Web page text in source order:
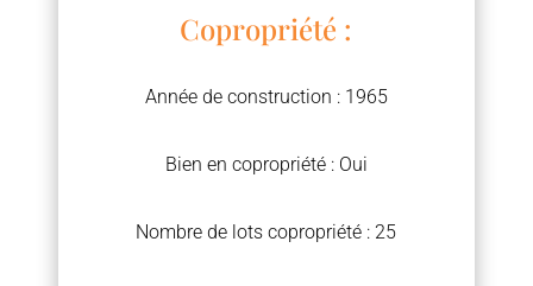
Copropriété :
Année de construction : 1965
Bien en copropriété : Oui
Nombre de lots copropriété : 25